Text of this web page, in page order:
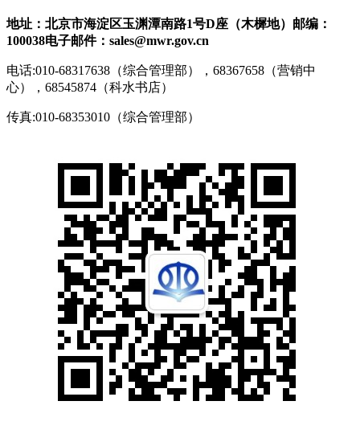
地址：北京市海淀区玉渊潭南路1号D座（木樨地） 邮编：
100038电子邮件：sales@mwr.gov.cn
电话:010-68317638（综合管理部），68367658（营销中
心），68545874（科水书店）
传真:010-68353010（综合管理部）